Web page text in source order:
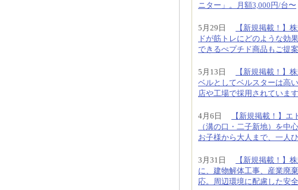
ニター」。月額3,000円/台〜
5月29日
【新規掲載！】
ドが筋トレにどのような効
できるぺプチド商品もご提案
5月13日
【新規掲載！】
ベルとしてベルスターは高
店や工場で採用されています
4月6日
【新規掲載！】
（溝の口・二子新地）を中
お子様から大人まで、一人
3月31日
【新規掲載！】
に、建物解体工事、産業廃
応。周辺環境に配慮した安